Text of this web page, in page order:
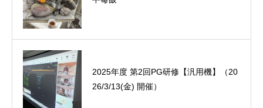
2025年度 第2回PG研修【汎用機】（20
26/3/13(金) 開催）